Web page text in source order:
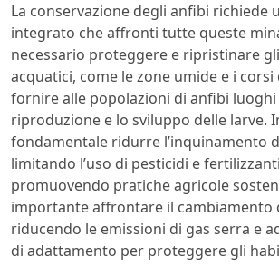
La conservazione degli anfibi richiede
integrato che affronti tutte queste
necessario proteggere e ripristinare
acquatici, come le zone umide e i corsi
fornire alle popolazioni di anfibi
riproduzione e lo sviluppo delle larve.
fondamentale ridurre l’inquinamento
limitando l’uso di pesticidi e
promuovendo pratiche agricole
importante affrontare il cambiamento
riducendo le emissioni di gas serra e
di adattamento per proteggere gli